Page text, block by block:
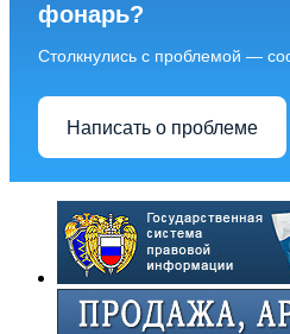
фонарь?
Столкнулись с проблемой —
Написать о проблеме